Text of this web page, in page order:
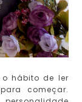
hábito de ler
começar.